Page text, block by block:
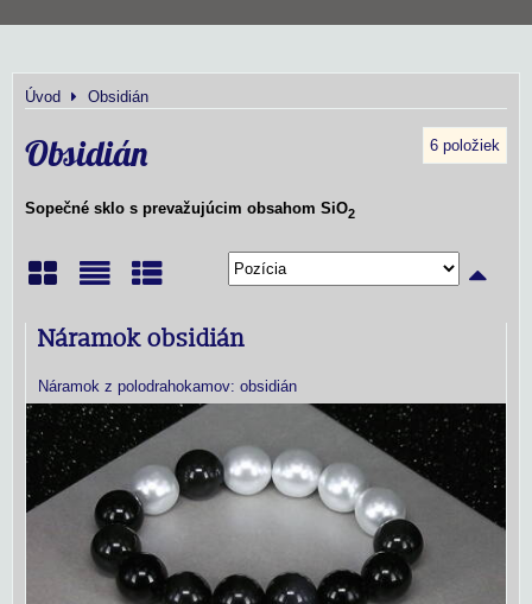
Úvod Obsidián
Obsidián 6 položiek
Sopečné sklo s prevažujúcim obsahom SiO2
Mriežka
Náramok obsidián
Náramok z polodrahokamov: obsidián